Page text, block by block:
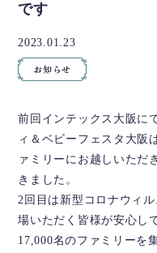
です
2023.01.23
お知らせ
前回インテックス大阪に
ィ＆ベビーフェスタ大阪
ァミリーにお越しいただ
きました。
2回目は新型コロナウィ
場いただく皆様が安心し
17,000名のファミリーを